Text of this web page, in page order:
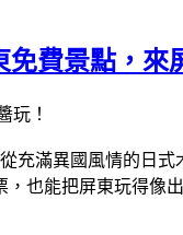
費景點，來
充滿異國風情的日
，也能把屏東玩得像